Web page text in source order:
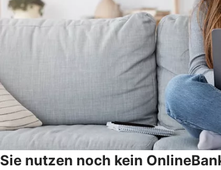
Sie nutzen noch kein